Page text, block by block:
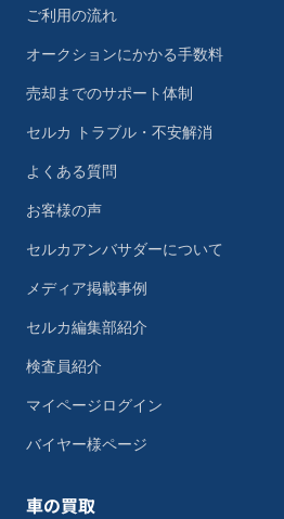
ご利用の流れ
オークションにかかる手数料
売却までのサポート体制
セルカ トラブル・不安解消
よくある質問
お客様の声
セルカアンバサダーについて
メディア掲載事例
セルカ編集部紹介
検査員紹介
マイページログイン
バイヤー様ページ
車の買取